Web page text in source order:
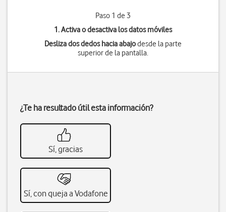
Paso 1 de 3
1. Activa o desactiva los datos móviles
Desliza dos dedos hacia abajodesde la parte
superior de la pantalla.
¿Te ha resultado útil esta información?
Sí, gracias
Sí, con queja a Vodafone